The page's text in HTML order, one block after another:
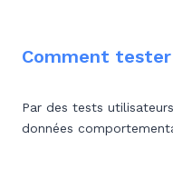
Comment tester
Par des tests
données